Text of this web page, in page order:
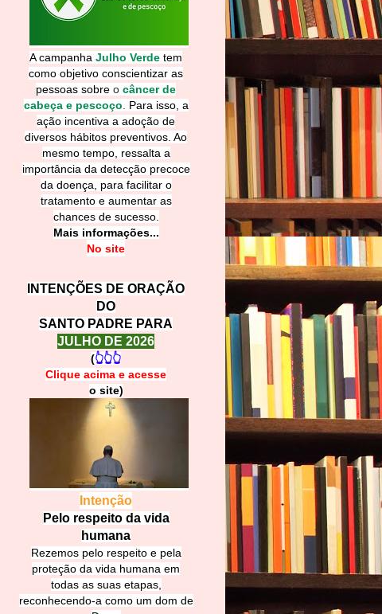
A campanha Julho Verde tem
como objetivo conscientizar as
pessoas sobre o câncer de
cabeça e pescoço
Para isso, a
ação incentiva a adoção de
diversos hábitos preventivos. Ao
mesmo tempo, ressalta a
importância da detecção precoce
da doença, para facilitar o
tratamento e aumentar as
chances de sucesso.
Mais informações...
No site
INTENÇÕES DE ORAÇÃO
DO
SANTO PADRE PARA
JULHO DE 2026
(👆👆👆
Clique acima e acesse
o site)
Intenção
Pelo respeito da vida
humana
Rezemos pelo respeito e pela
proteção da vida humana em
todas as suas etapas,
reconhecendo-a como um dom de